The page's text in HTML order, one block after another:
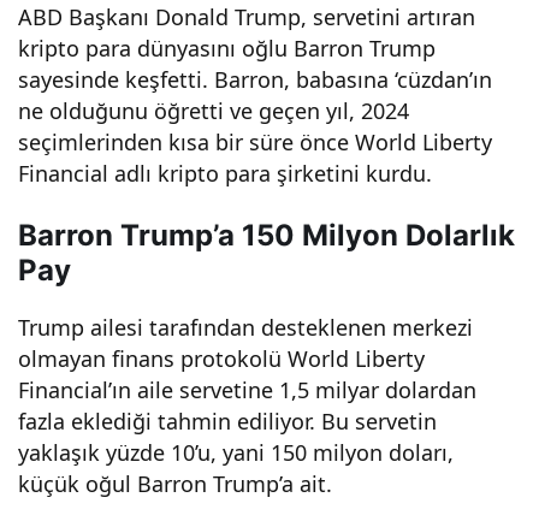
ABD Başkanı Donald Trump, servetini artıran
kripto para dünyasını oğlu Barron Trump
sayesinde keşfetti. Barron, babasına ‘cüzdan’ın
ne olduğunu öğretti ve geçen yıl, 2024
seçimlerinden kısa bir süre önce World Liberty
Financial adlı kripto para şirketini kurdu.
Barron Trump’a 150 Milyon Dolarlık
Pay
Trump ailesi tarafından desteklenen merkezi
olmayan finans protokolü World Liberty
Financial’ın aile servetine 1,5 milyar dolardan
fazla eklediği tahmin ediliyor. Bu servetin
yaklaşık yüzde 10’u, yani 150 milyon doları,
küçük oğul Barron Trump’a ait.
nası
l
mily
one
oldu
?